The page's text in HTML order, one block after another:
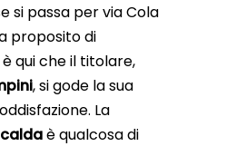
si passa per via Cola
proposito di
è qui che il titolare,
, si gode la sua
La
è qualcosa di